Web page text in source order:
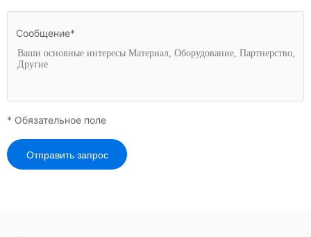
Сообщение*
* Обязательное поле
Отправить запрос